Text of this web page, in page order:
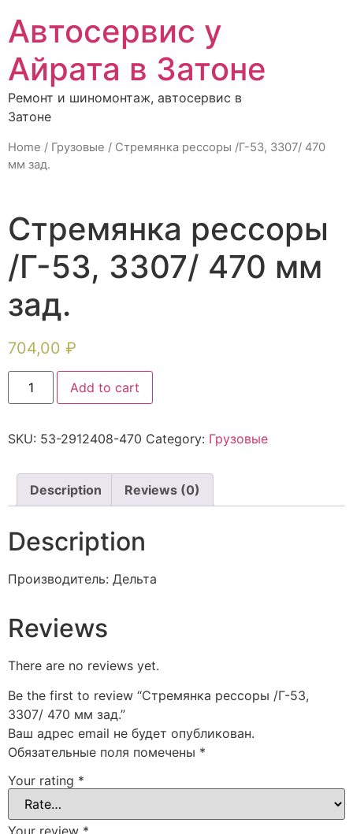
Автосервис у
Айрата в Затоне
Ремонт и шиномонтаж, автосервис в
Затоне
Home / Грузовые / Стремянка рессоры /Г-53, 3307/ 470
мм зад.
Стремянка рессоры
/Г-53, 3307/ 470 мм
зад.
704,00 ₽
Add to cart
SKU: 53-2912408-470 Category: Грузовые
Description Reviews (0)
Description
Производитель: Дельта
Reviews
There are no reviews yet.
Be the first to review “Стремянка рессоры /Г-53,
3307/ 470 мм зад.”
Ваш адрес email не будет опубликован.
Обязательные поля помечены *
Your rating *